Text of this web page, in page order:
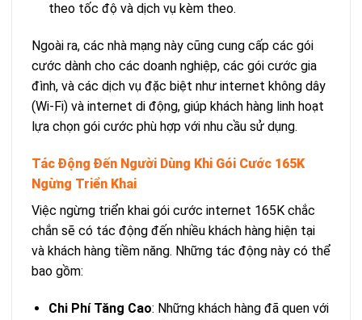
theo tốc độ và dịch vụ kèm theo.
Ngoài ra, các nhà mạng này cũng cung cấp các gói
cước dành cho các doanh nghiệp, các gói cước gia
đình, và các dịch vụ đặc biệt như internet không dây
(Wi-Fi) và internet di động, giúp khách hàng linh hoạt
lựa chọn gói cước phù hợp với nhu cầu sử dụng.
Tác Động Đến Người Dùng Khi Gói Cước 165K
Ngừng Triển Khai
Việc ngừng triển khai gói cước internet 165K chắc
chắn sẽ có tác động đến nhiều khách hàng hiện tại
và khách hàng tiềm năng. Những tác động này có thể
bao gồm:
Chi Phí Tăng Cao: Những khách hàng đã quen với